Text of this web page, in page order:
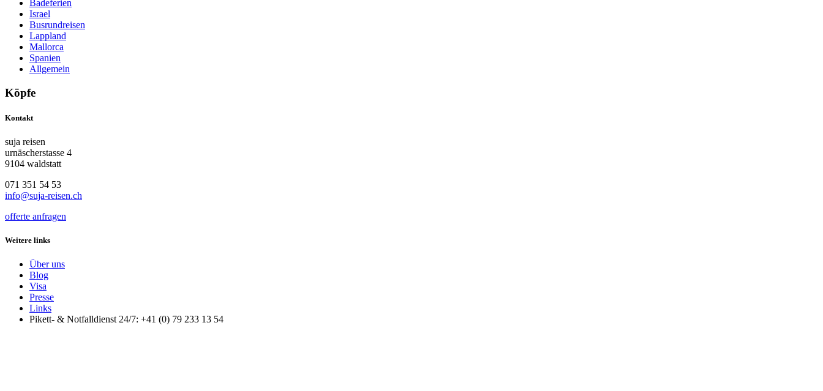
Badeferien
Israel
Busrundreisen
Lappland
Mallorca
Spanien
Allgemein
Köpfe
Kontakt
suja reisen
urnäscherstasse 4
9104 waldstatt
071 351 54 53
info@suja-reisen.ch
offerte anfragen
Weitere links
Über uns
Blog
Visa
Presse
Links
Pikett- & Notfalldienst 24/7: +41 (0) 79 233 13 54